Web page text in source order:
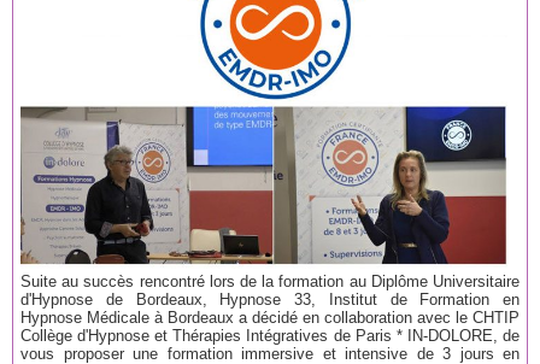
Suite au succès rencontré lors de la formation au Diplôme Universitaire
d'Hypnose de Bordeaux, Hypnose 33, Institut de Formation en
Hypnose Médicale à Bordeaux a décidé en collaboration avec le CHTIP
Collège d'Hypnose et Thérapies Intégratives de Paris * IN-DOLORE, de
vous proposer une formation immersive et intensive de 3 jours en